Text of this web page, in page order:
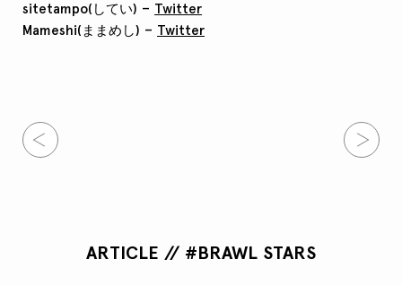
sitetampo(してい) – Twitter
Mameshi(ままめし) – Twitter
ARTICLE // #BRAWL STARS